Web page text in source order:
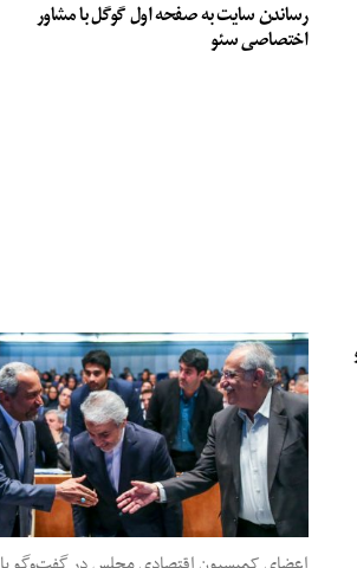
رساندن سایت به صفحه اول گوگل با مشاور
اختصاصی سئو